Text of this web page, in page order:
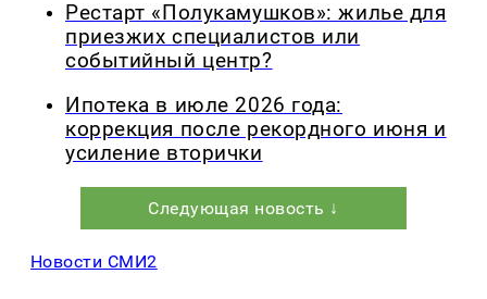
Рестарт «Полукамушков»: жилье для
приезжих специалистов или
событийный центр?
Ипотека в июле 2026 года:
коррекция после рекордного июня и
усиление вторички
Следующая новость ↓
Новости СМИ2